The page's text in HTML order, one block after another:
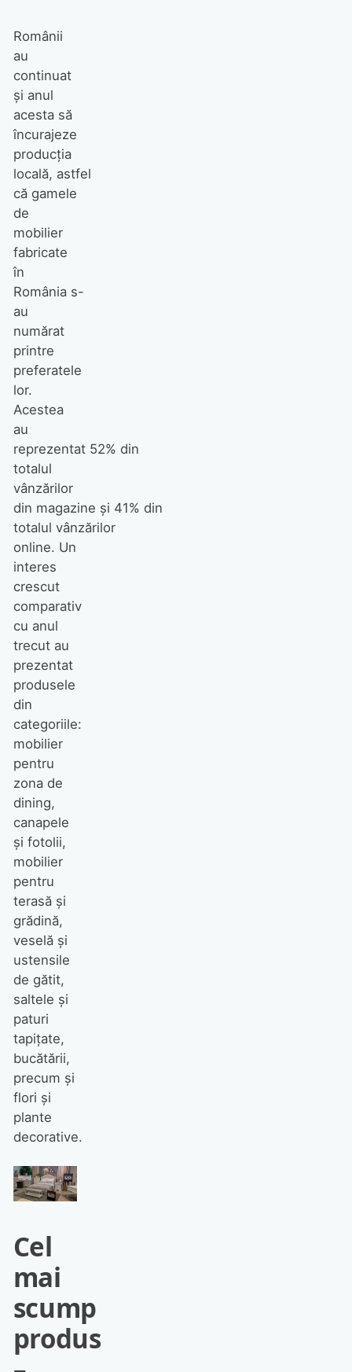
Românii
au
continuat
și anul
acesta să
încurajeze
producția
locală, astfel
că gamele
de
mobilier
fabricate
în
România s-
au
numărat
printre
preferatele
lor.
Acestea
au
reprezentat 52% din
totalul
vânzărilor
din magazine și 41% din
totalul vânzărilor
online. Un
interes
crescut
comparativ
cu anul
trecut au
prezentat
produsele
din
categoriile:
mobilier
pentru
zona de
dining,
canapele
și fotolii,
mobilier
pentru
terasă și
grădină,
veselă și
ustensile
de gătit,
saltele și
paturi
tapițate,
bucătării,
precum și
flori și
plante
decorative.
Cel
mai
scump
produs